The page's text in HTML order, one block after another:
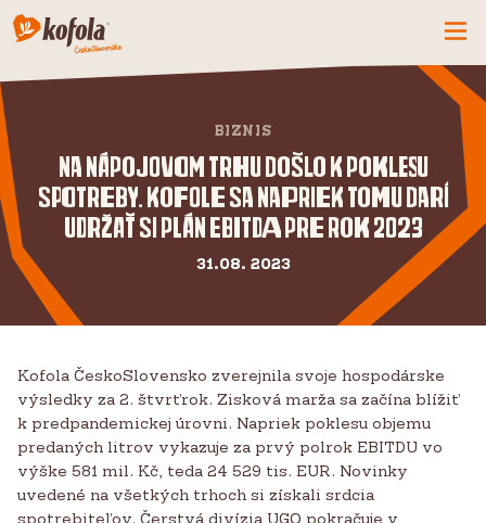
SPOZNAJ FIRMU
KOFOLA
PRODUKTY
PRIDAJ SA K NÁM
KONTAKTY
CZ SK EN
BIZNIS
Na nápojovom trhu došlo k poklesu
spotreby. Kofole sa napriek tomu darí
udržať si plán EBITDA pre rok 2023
31.08. 2023
Kofola ČeskoSlovensko zverejnila svoje hospodárske
výsledky za 2. štvrťrok. Zisková marža sa začína blížiť
k predpandemickej úrovni. Napriek poklesu objemu
predaných litrov vykazuje za prvý polrok EBITDU vo
výške 581 mil. Kč, teda 24 529 tis. EUR. Novinky
uvedené na všetkých trhoch si získali srdcia
spotrebiteľov. Čerstvá divízia UGO pokračuje v